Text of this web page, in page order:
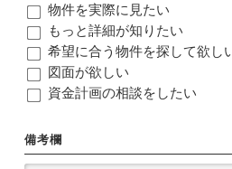
物件を実際に見たい
もっと詳細が知りたい
希望に合う物件を探して欲し
図面が欲しい
資金計画の相談をしたい
備考欄